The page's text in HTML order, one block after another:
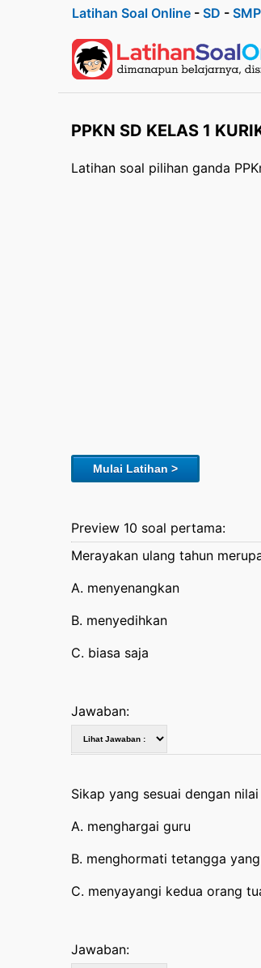
Latihan Soal Online- SD - SMP
PPKN SD KELAS 1
Latihan soal pilihan ganda
Mulai Latihan >
Preview 10 soal pertama:
Merayakan ulang tahun
A. menyenangkan
B. menyedihkan
C. biasa saja
Jawaban:
Sikap yang sesuai dengan
A. menghargai guru
B. menghormati tetangga
C. menyayangi kedua orang
Jawaban: